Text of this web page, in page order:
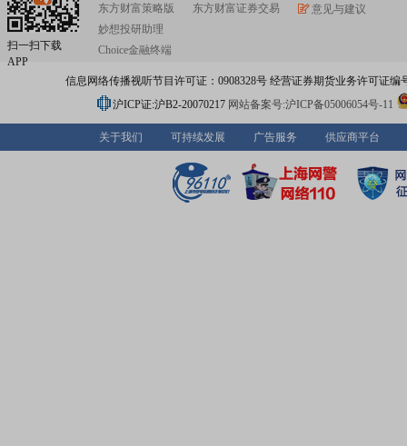
扫一扫下载
APP
东方财富策略版
妙想投研助理
Choice金融终端
东方财富证券交易
意见与建议
信息网络传播视听节目许可证：0908328号 经营证券期货业务许可证编
沪ICP证:沪B2-20070217 网站备案号:沪ICP备05006054号-11
关于我们 可持续发展 广告服务 供应商平台